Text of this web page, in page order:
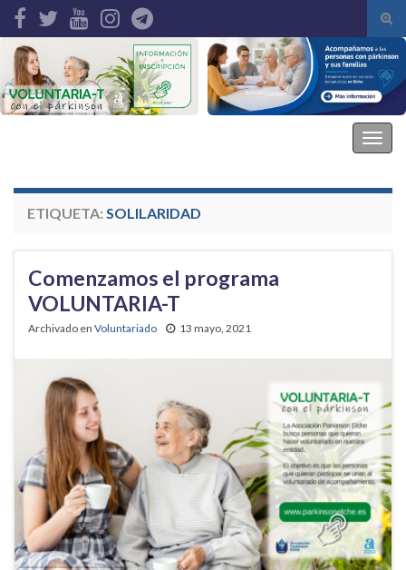
de
Search for:
ETIQUETA: SOLILARIDAD
Comenzamos el programa
VOLUNTARIA-T
Archivado en Voluntariado 13 mayo, 2021